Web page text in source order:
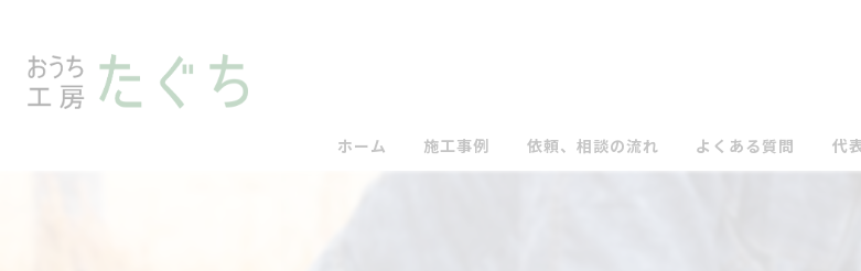
ホーム 施工事例 依頼、相談の流れ よくある質問 代